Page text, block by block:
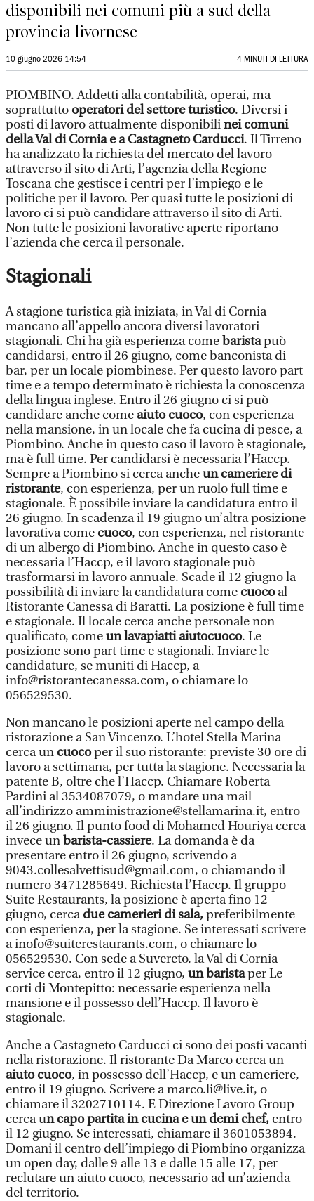
disponibili nei comuni più a sud della
provincia livornese
10 giugno 2026 14:54 4 MINUTI DI LETTURA
PIOMBINO. Addetti alla contabilità, operai, ma
soprattutto operatori del settore turistico. Diversi i
posti di lavoro attualmente disponibilinei comuni
della Val di Cornia e a Castagneto Carducci. Il Tirreno
ha analizzato la richiesta del mercato del lavoro
attraverso il sito di Arti, l’agenzia della Regione
Toscana che gestisce i centri per l’impiego e le
politiche per il lavoro. Per quasi tutte le posizioni di
lavoro ci si può candidare attraverso il sito di Arti.
Non tutte le posizioni lavorative aperte riportano
l’azienda che cerca il personale.
Stagionali
A stagione turistica già iniziata, in Val di Cornia
mancano all’appello ancora diversi lavoratori
stagionali. Chi ha già esperienza comebaristapuò
candidarsi, entro il 26 giugno, come banconista di
bar, per un locale piombinese. Per questo lavoro part
time e a tempo determinato è richiesta la conoscenza
della lingua inglese. Entro il 26 giugno ci si può
candidare anche come aiuto cuoco, con esperienza
nella mansione, in un locale che fa cucina di pesce, a
Piombino. Anche in questo caso il lavoro è stagionale,
ma è full time. Per candidarsi è necessaria l’Haccp.
Sempre a Piombino si cerca ancheun cameriere di
ristorante, con esperienza, per un ruolo full time e
stagionale. È possibile inviare la candidatura entro il
26 giugno. In scadenza il 19 giugno un’altra posizione
lavorativa come cuoco, con esperienza, nel ristorante
di un albergo di Piombino. Anche in questo caso è
necessaria l’Haccp, e il lavoro stagionale può
trasformarsi in lavoro annuale. Scade il 12 giugno la
possibilità di inviare la candidatura come cuocoal
Ristorante Canessa di Baratti. La posizione è full time
e stagionale. Il locale cerca anche personale non
qualificato, comeun lavapiatti aiutocuoco. Le
posizione sono part time e stagionali. Inviare le
candidature, se muniti di Haccp, a
info@ristorantecanessa.com, o chiamare lo
056529530.
Non mancano le posizioni aperte nel campo della
ristorazione a San Vincenzo. L’hotel Stella Marina
cerca un cuocoper il suo ristorante: previste 30 ore di
lavoro a settimana, per tutta la stagione. Necessaria la
patente B, oltre che l’Haccp. Chiamare Roberta
Pardini al 3534087079, o mandare una mail
all’indirizzo amministrazione@stellamarina.it, entro
il 26 giugno. Il punto food di Mohamed Houriya cerca
invece unbarista-cassiere. La domanda è da
presentare entro il 26 giugno, scrivendo a
9043.collesalvettisud@gmail.com, o chiamando il
numero 3471285649. Richiesta l’Haccp. Il gruppo
Suite Restaurants, la posizione è aperta fino 12
giugno, cercadue camerieri di sala,preferibilmente
con esperienza, per la stagione. Se interessati scrivere
a inofo@suiterestaurants.com, o chiamare lo
056529530. Con sede a Suvereto, la Val di Cornia
service cerca, entro il 12 giugno, un baristaper Le
corti di Montepitto: necessarie esperienza nella
mansione e il possesso dell’Haccp. Il lavoro è
stagionale.
Anche a Castagneto Carducci ci sono dei posti vacanti
nella ristorazione. Il ristorante Da Marco cerca un
aiuto cuoco, in possesso dell’Haccp, e un cameriere,
entro il 19 giugno. Scrivere a marco.li@live.it, o
chiamare il 3202710114. E Direzione Lavoro Group
cerca un capo partita in cucina e un demi chef, entro
il 12 giugno. Se interessati, chiamare il 3601053894.
Domani il centro dell’impiego di Piombino organizza
un open day, dalle 9 alle 13 e dalle 15 alle 17, per
reclutare un aiuto cuoco, necessario ad un’azienda
del territorio.